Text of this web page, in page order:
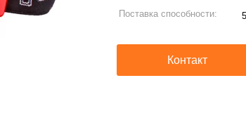
Поставка способности:
Контакт